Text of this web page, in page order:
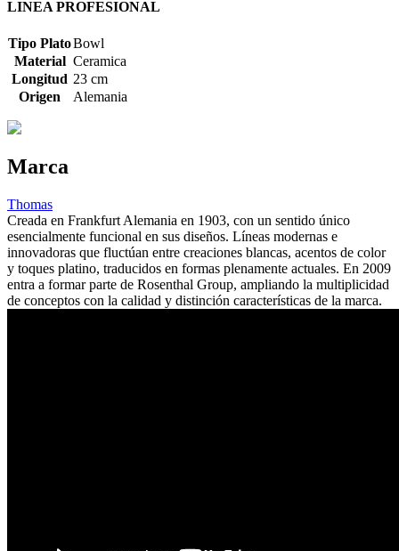
LINEA PROFESIONAL
Tipo PlatoBowl
Material Ceramica
Longitud 23 cm
Origen
Alemania
Marca
Thomas
Creada en Frankfurt Alemania en 1903, con un sentido único
esencialmente funcional en sus diseños. Líneas modernas e
innovadoras que fluctúan entre creaciones blancas, acentos de color
y toques platino, traducidos en formas plenamente actuales. En 2009
entra a formar parte de Rosenthal Group, ampliando la multiplicidad
de conceptos con la calidad y distinción características de la marca.